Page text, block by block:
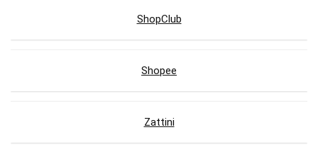
ShopClub
Shopee
Zattini